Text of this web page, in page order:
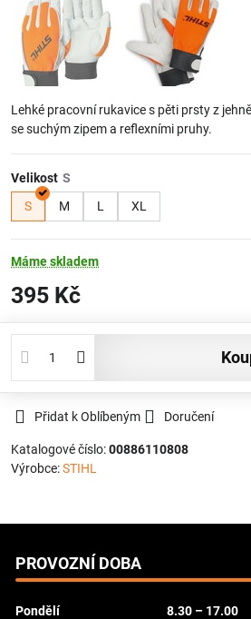
Lehké pracovní rukavice s pěti prsty z
se suchým zipem a reflexními pruhy.
Velikost
S
M L XL
Máme skladem
395 Kč
Přidat k Oblíbeným Doručení
Katalogové číslo:00886110808
Výrobce:STIHL
PROVOZNÍ DOBA
Pondělí
8.30 – 17.00